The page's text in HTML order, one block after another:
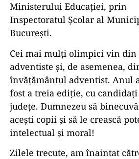
Ministerului Educației, prin
Inspectoratul Școlar al
București.
Cei mai mulți olimpici vin
adventiste și, de asemenea,
învățământul adventist. Anul
fost a treia ediție, cu
județe. Dumnezeu să
acești copii și să le crească
intelectual și moral!
Zilele trecute, am înaintat